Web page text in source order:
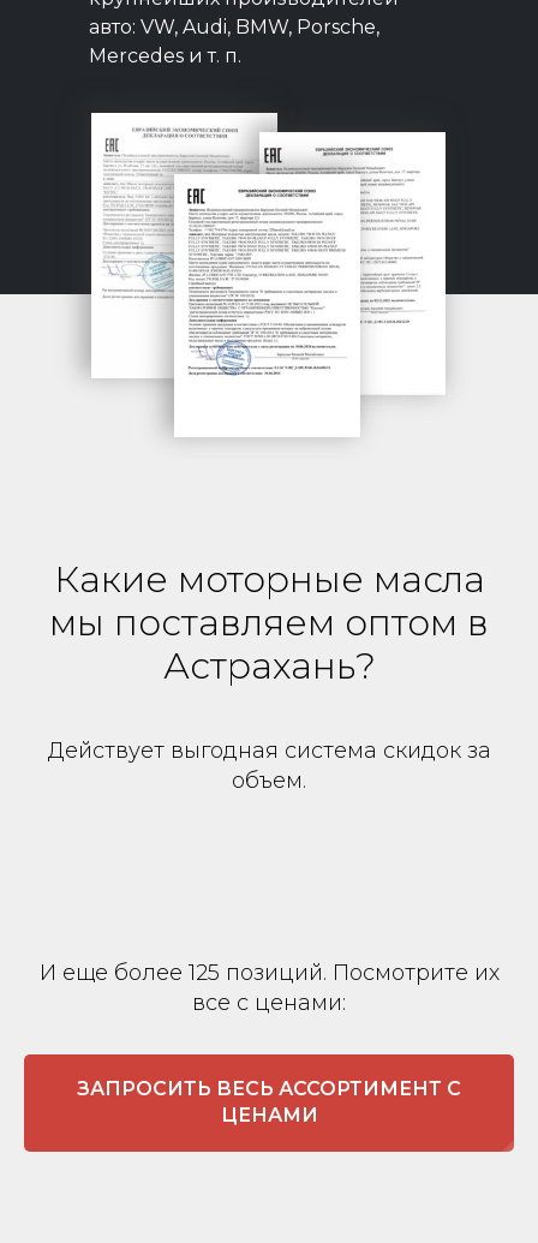
авто: VW, Audi, BMW, Porsche,
Mercedes и т. п.
Какие моторные масла
мы поставляем оптом в
Астрахань?
Действует выгодная система скидок за
объем.
И еще более 125 позиций. Посмотрите их
все с ценами:
ЗАПРОСИТЬ ВЕСЬ АССОРТИМЕНТ С
ЦЕНАМИ